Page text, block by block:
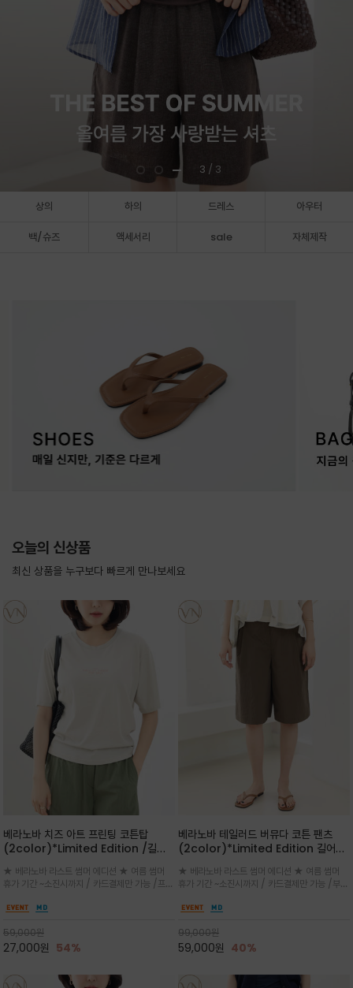
3 / 3
상의 하의 드레스 아우터
백/슈즈 액세서리 sale 자체제작
오늘의 신상품
최신 상품을 누구보다 빠르게 만나보세요
베라노바 치즈 아트 프린팅 코튼탑
(2color)*Limited Edition /길어
세요 ^^
★ 베라노바 라스트 썸머 에디션 ★ 여름 썸머
휴가 기간 ~소진시까지 / 카드결제만 가능 /프론
러스트 프린트가 더해져 과하지 않으면서도 세련
59,000원
27,000원 54%
베라노바 테일러드 버뮤다 코튼 팬츠
(2color)*Limited Edition 길어진
^^
★ 베라노바 라스트 썸머 에디션 ★ 여름 썸머
휴가 기간 ~소진시까지 / 카드결제만 가능 /부드
은은한 매트 컬러가 고급스러운 분위기
99,000원
59,000원 40%